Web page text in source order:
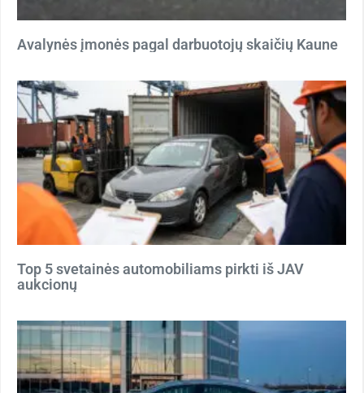
Avalynės įmonės pagal darbuotojų skaičių Kaune
Top 5 svetainės automobiliams pirkti iš JAV
aukcionų